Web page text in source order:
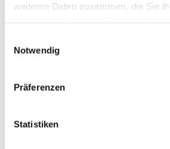
weiteren Daten zusammen, die Sie
Notwendig
Präferenzen
Statistiken